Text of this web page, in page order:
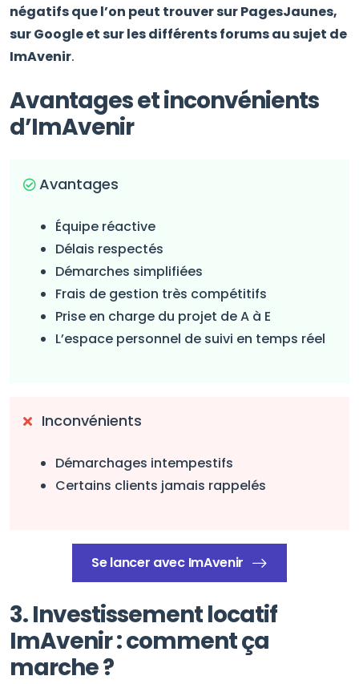
négatifs que l’on peut trouver sur PagesJaunes,
sur Google et sur les différents forums au sujet de
ImAvenir.
Avantages et inconvénients
d’ImAvenir
Avantages
Équipe réactive
Délais respectés
Démarches simplifiées
Frais de gestion très compétitifs
Prise en charge du projet de A à E
L’espace personnel de suivi en temps réel
Inconvénients
Démarchages intempestifs
Certains clients jamais rappelés
Se lancer avec ImAvenir
3. Investissement locatif
ImAvenir : comment ça
marche ?